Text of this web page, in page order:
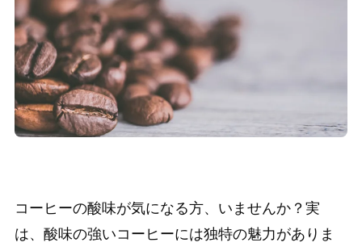
コーヒーの酸味が気になる方、いませんか？実
は、酸味の強いコーヒーには独特の魅力がありま